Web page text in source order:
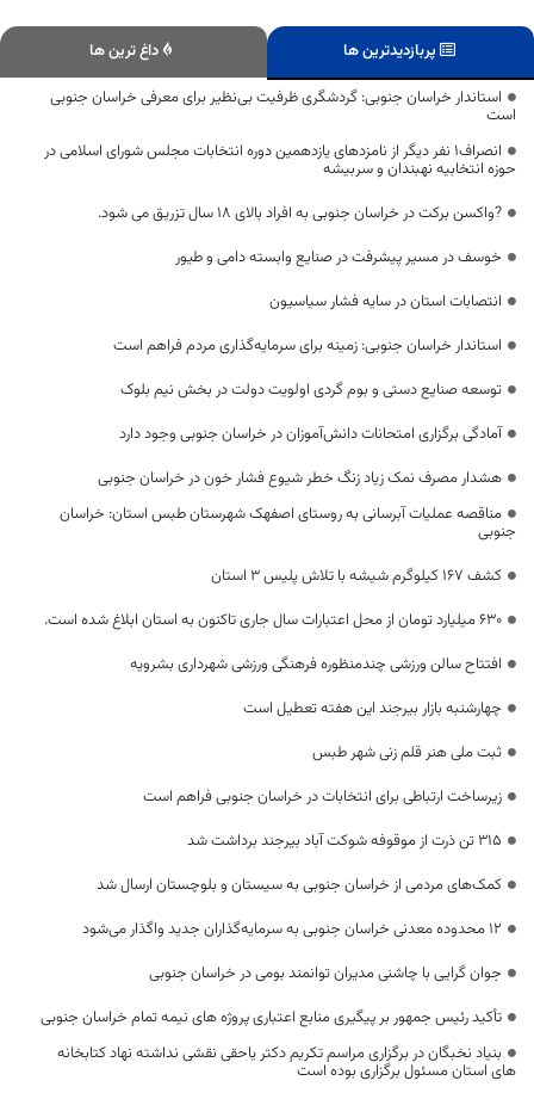
پربازدیدترین ها
داغ ترین ها
استاندار خراسان جنوبی: گردشگری ظرفیت بی‌نظیر برای معرفی خراسان جنوبی
است
انصراف١ نفر دیگر از نامزدهای یازدهمین دوره انتخابات مجلس شورای اسلامی در
حوزه انتخابیه نهبندان و سربیشه
?واکسن برکت در خراسان جنوبی به افراد بالای ۱۸ سال تزریق می شود.
خوسف در مسیر پیشرفت در صنایع وابسته دامی و طیور
انتصابات استان در سایه فشار سیاسیون
استاندار خراسان جنوبی: زمینه برای سرمایه‌گذاری مردم فراهم است
توسعه صنایع دستی و بوم گردی اولویت دولت در بخش نیم بلوک
آمادگی برگزاری امتحانات دانش‌آموزان در خراسان جنوبی وجود دارد
هشدار مصرف نمک زیاد زنگ خطر شیوع فشار خون در خراسان جنوبی
مناقصه عملیات آبرسانی به روستای اصفهک شهرستان طبس استان: خراسان
جنوبی
کشف ۱۶۷ کیلوگرم شیشه با تلاش پلیس ۳ استان
۶۳۰ میلیارد تومان از محل اعتبارات سال جاری تاکنون به استان ابلاغ شده است.
افتتاح سالن ورزشی چندمنظوره فرهنگی ورزشی شهرداری بشرویه
چهارشنبه بازار بیرجند این هفته تعطیل است
ثبت ملی هنر قلم زنی شهر طبس
زیرساخت‌ ارتباطی برای انتخابات در خراسان جنوبی فراهم است
315 تن ذرت از موقوفه شوکت آباد بیرجند برداشت شد
کمک‌های مردمی از خراسان‌ جنوبی به سیستان‌ و بلوچستان ارسال شد
۱۲ محدوده معدنی خراسان جنوبی به سرمایه‌گذاران جدید واگذار می‌شود
جوان گرایی با چاشنی مدیران توانمند بومی در خراسان جنوبی
تأکید رئیس جمهور بر پیگیری منابع اعتباری پروژه های نیمه تمام خراسان جنوبی
بنیاد نخبگان در برگزاری مراسم تکریم دکتر یاحقی نقشی نداشته نهاد کتابخانه
های استان مسئول برگزاری بوده است